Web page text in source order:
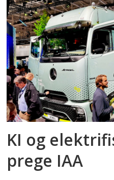
KI og
prege IAA